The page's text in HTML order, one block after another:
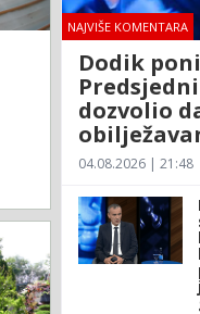
NAJVIŠE KOMENTARA
Dodik
dozvolio
04.08.2026 | 21:48